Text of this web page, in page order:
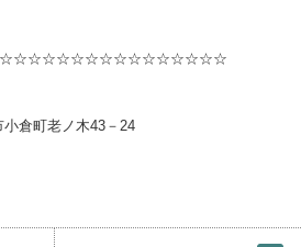
倉町老ノ木43－24